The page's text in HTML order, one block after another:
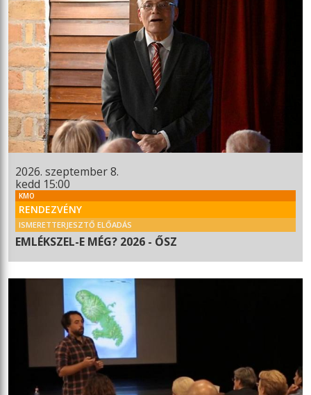
2026. szeptember 8.
kedd 15:00
KMO
RENDEZVÉNY
ISMERETTERJESZTŐ ELŐADÁS
EMLÉKSZEL-E MÉG? 2026 - ŐSZ